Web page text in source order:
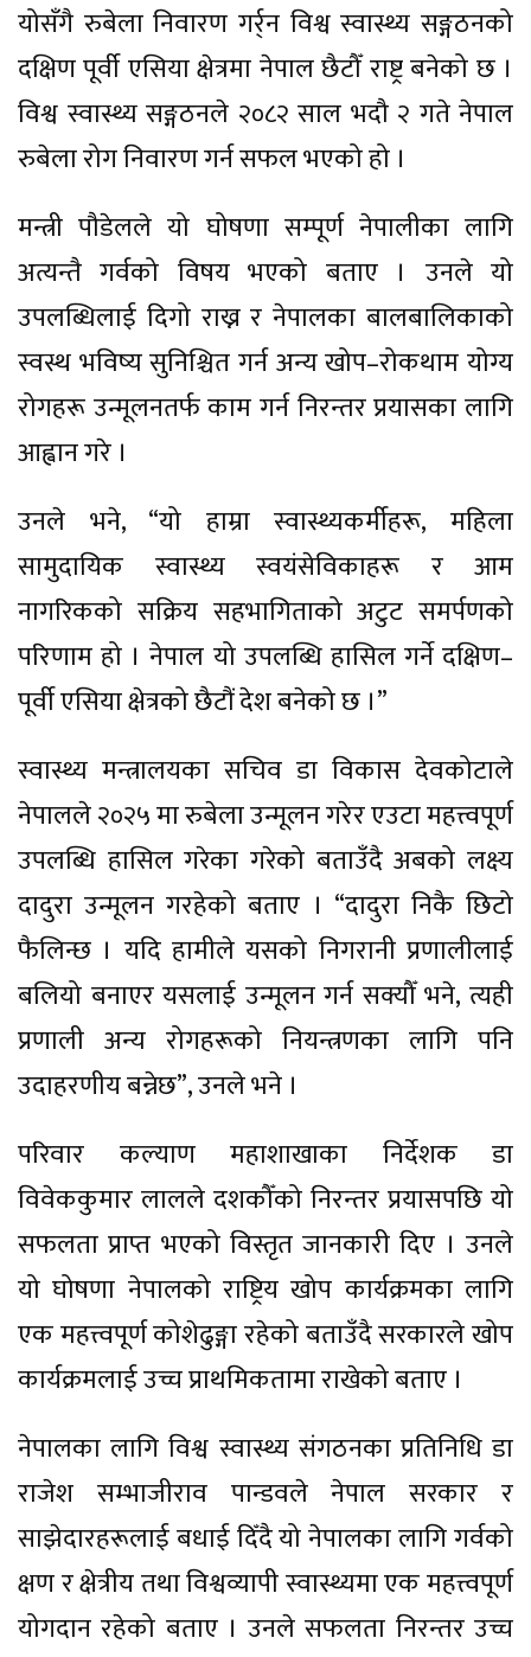
योसँगै रुबेला निवारण गर्र्न विश्व स्वास्थ्य सङ्गठनको
दक्षिण पूर्वी एसिया क्षेत्रमा नेपाल छैटौँ राष्ट्र बनेको छ ।
विश्व स्वास्थ्य सङ्गठनले २०८२ साल भदौ २ गते नेपाल
रुबेला रोग निवारण गर्न सफल भएको हो ।
मन्त्री पौडेलले यो घोषणा सम्पूर्ण नेपालीका लागि
अत्यन्तै गर्वको विषय भएको बताए । उनले यो
उपलब्धिलाई दिगो राख्न र नेपालका बालबालिकाको
स्वस्थ भविष्य सुनिश्चित गर्न अन्य खोप–रोकथाम योग्य
रोगहरू उन्मूलनतर्फ काम गर्न निरन्तर प्रयासका लागि
आह्वान गरे ।
उनले भने, “यो हाम्रा स्वास्थ्यकर्मीहरू, महिला
सामुदायिक स्वास्थ्य स्वयंसेविकाहरू र आम
नागरिकको सक्रिय सहभागिताको अटुट समर्पणको
परिणाम हो । नेपाल यो उपलब्धि हासिल गर्ने दक्षिण–
पूर्वी एसिया क्षेत्रको छैटौं देश बनेको छ ।”
स्वास्थ्य मन्त्रालयका सचिव डा विकास देवकोटाले
नेपालले २०२५ मा रुबेला उन्मूलन गरेर एउटा महत्त्वपूर्ण
उपलब्धि हासिल गरेका गरेको बताउँदै अबको लक्ष्य
दादुरा उन्मूलन गरहेको बताए । “दादुरा निकै छिटो
फैलिन्छ । यदि हामीले यसको निगरानी प्रणालीलाई
बलियो बनाएर यसलाई उन्मूलन गर्न सक्यौँ भने, त्यही
प्रणाली अन्य रोगहरूको नियन्त्रणका लागि पनि
उदाहरणीय बन्नेछ”, उनले भने ।
परिवार कल्याण महाशाखाका निर्देशक डा
विवेककुमार लालले दशकौँको निरन्तर प्रयासपछि यो
सफलता प्राप्त भएको विस्तृत जानकारी दिए । उनले
यो घोषणा नेपालको राष्ट्रिय खोप कार्यक्रमका लागि
एक महत्त्वपूर्ण कोशेढुङ्गा रहेको बताउँदै सरकारले खोप
कार्यक्रमलाई उच्च प्राथमिकतामा राखेको बताए ।
नेपालका लागि विश्व स्वास्थ्य संगठनका प्रतिनिधि डा
राजेश सम्भाजीराव पान्डवले नेपाल सरकार र
साझेदारहरूलाई बधाई दिँदै यो नेपालका लागि गर्वको
क्षण र क्षेत्रीय तथा विश्वव्यापी स्वास्थ्यमा एक महत्त्वपूर्ण
योगदान रहेको बताए । उनले सफलता निरन्तर उच्च